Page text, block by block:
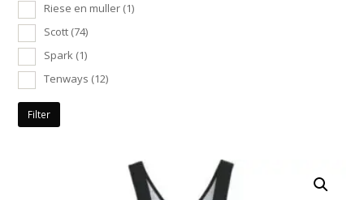
Riese en muller (1)
Scott (74)
Spark (1)
Tenways (12)
Filter